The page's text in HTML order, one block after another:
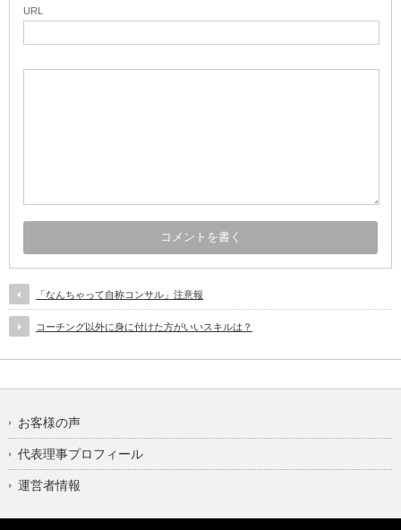
URL
「なんちゃって自称コンサル」注意報
コーチング以外に身に付けた方がいいスキルは？
お客様の声
代表理事プロフィール
運営者情報